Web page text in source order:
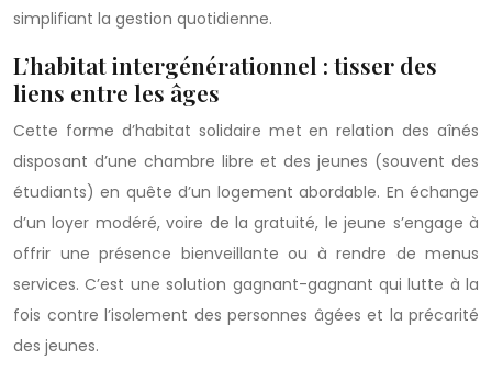
simplifiant la gestion quotidienne.
L’habitat intergénérationnel : tisser des
liens entre les âges
Cette forme d’habitat solidaire met en relation des aînés
disposant d’une chambre libre et des jeunes (souvent des
étudiants) en quête d’un logement abordable. En échange
d’un loyer modéré, voire de la gratuité, le jeune s’engage à
offrir une présence bienveillante ou à rendre de menus
services. C’est une solution gagnant-gagnant qui lutte à la
fois contre l’isolement des personnes âgées et la précarité
des jeunes.